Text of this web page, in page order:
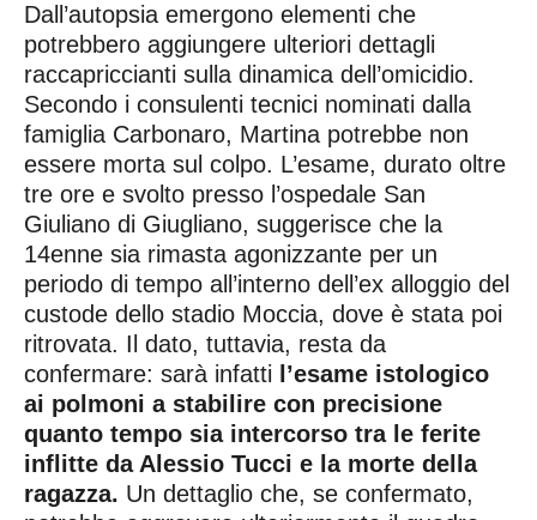
Dall’autopsia emergono elementi che
potrebbero aggiungere ulteriori dettagli
raccapriccianti sulla dinamica dell’omicidio.
Secondo i consulenti tecnici nominati dalla
famiglia Carbonaro, Martina potrebbe non
essere morta sul colpo. L’esame, durato oltre
tre ore e svolto presso l’ospedale San
Giuliano di Giugliano, suggerisce che la
14enne sia rimasta agonizzante per un
periodo di tempo all’interno dell’ex alloggio del
custode dello stadio Moccia, dove è stata poi
ritrovata. Il dato, tuttavia, resta da
confermare: sarà infatti
l’esame istologico
ai polmoni a stabilire con precisione
quanto tempo sia intercorso tra le ferite
inflitte da Alessio Tucci e la morte della
ragazza. Un dettaglio che, se confermato,